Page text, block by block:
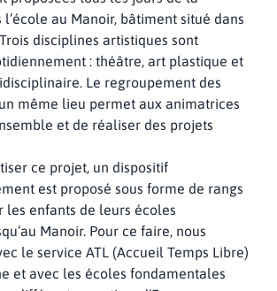
au Manoir, bâtiment situé dans
disciplines artistiques sont
: théâtre, art plastique et
Le regroupement des
même lieu permet aux animatrices
et de réaliser des projets
ce projet, un dispositif
est proposé sous forme de rangs
les enfants de leurs écoles
Manoir. Pour ce faire, nous
le service ATL (Accueil Temps Libre)
et avec les écoles fondamentales